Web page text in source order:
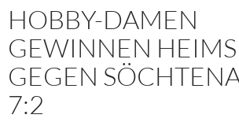
HOBBY-DAMEN
GEWINNEN
GEGEN
7:2